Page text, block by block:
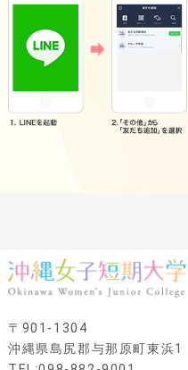
〒901-1304
沖縄県島尻郡与那原町東浜1